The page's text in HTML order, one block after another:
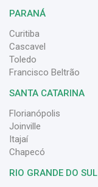
PARANÁ
Curitiba
Cascavel
Toledo
Francisco Beltrão
SANTA CATARINA
Florianópolis
Joinville
Itajaí
Chapecó
RIO GRANDE DO SUL